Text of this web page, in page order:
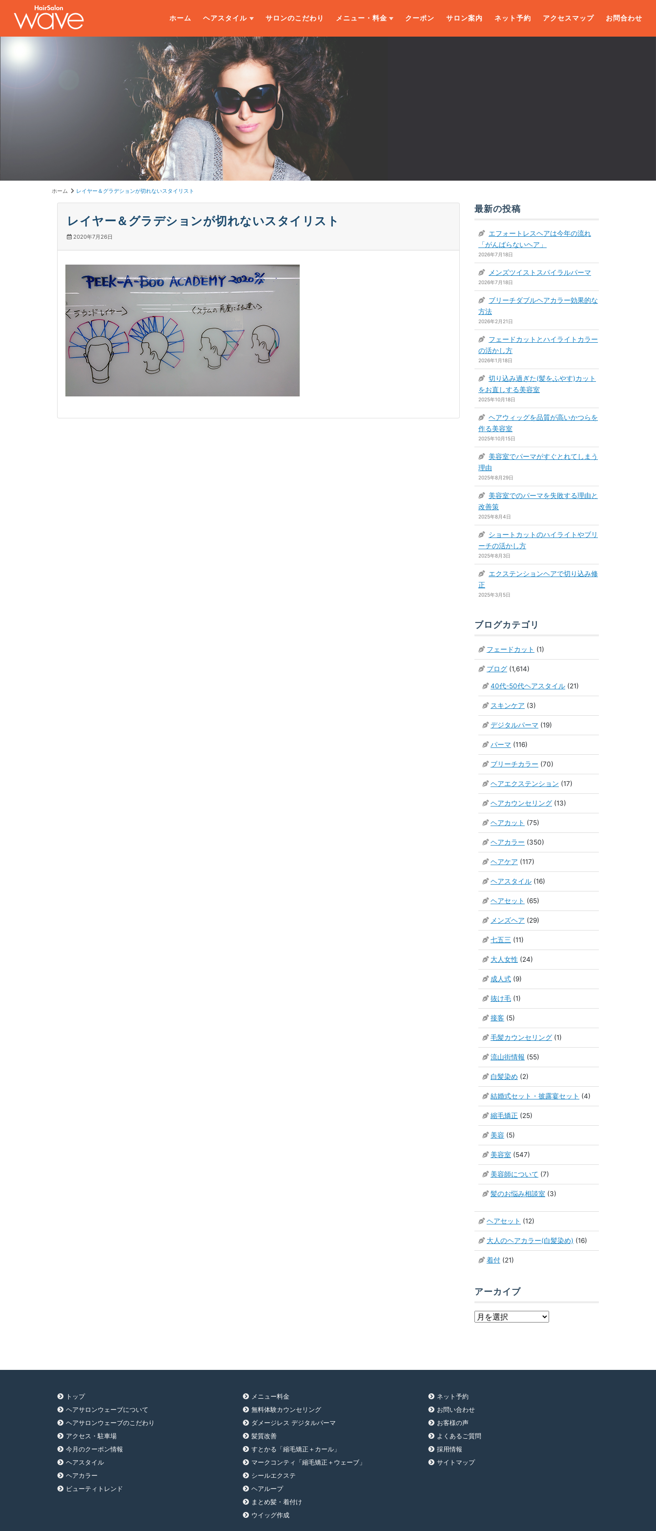
ホーム ヘアスタイル サロンのこだわり メニュー・料金 クーポン サロン案内 ネット予約 アクセスマップ お問合わせ
ホーム レイヤー＆グラデションが切れないスタイリスト
レイヤー＆グラデションが切れないスタイリスト
2020年7月26日
最新の投稿
エフォートレスヘアは今年の流れ
「がんばらないヘア」
2026年7月18日
メンズツイストスパイラルパーマ
2026年7月18日
ブリーチダブルヘアカラー効果的な
方法
2026年2月21日
フェードカットとハイライトカラー
の活かし方
2026年1月18日
切り込み過ぎた(髪をふやす)カット
をお直しする美容室
2025年10月18日
ヘアウィッグを品質が高いかつらを
作る美容室
2025年10月15日
美容室でパーマがすぐとれてしまう
理由
2025年8月29日
美容室でのパーマを失敗する理由と
改善策
2025年8月4日
ショートカットのハイライトやブリ
ーチの活かし方
2025年8月3日
エクステンションヘアで切り込み修
正
2025年3月5日
ブログカテゴリ
フェードカット (1)
ブログ (1,614)
40代-50代ヘアスタイル (21)
スキンケア (3)
デジタルパーマ (19)
パーマ (116)
ブリーチカラー (70)
ヘアエクステンション (17)
ヘアカウンセリング (13)
ヘアカット (75)
ヘアカラー (350)
ヘアケア (117)
ヘアスタイル (16)
ヘアセット (65)
メンズヘア (29)
七五三 (11)
大人女性 (24)
成人式 (9)
抜け毛 (1)
接客 (5)
毛髪カウンセリング (1)
流山街情報 (55)
白髪染め (2)
結婚式セット・披露宴セット (4)
縮毛矯正 (25)
美容 (5)
美容室 (547)
美容師について (7)
髪のお悩み相談室 (3)
ヘアセット (12)
大人のヘアカラー(白髪染め) (16)
着付 (21)
アーカイブ
ア
トップ
ヘアサロンウェーブについて
ヘアサロンウェーブのこだわり
アクセス・駐車場
今月のクーポン情報
ヘアスタイル
ヘアカラー
ビューティトレンド
メニュー料金
無料体験カウンセリング
ダメージレス デジタルパーマ
髪質改善
すとかる「縮毛矯正＋カール」
マークコンティ「縮毛矯正＋ウェーブ」
シールエクステ
ヘアループ
まとめ髪・着付け
ウイッグ作成
ネット予約
お問い合わせ
お客様の声
よくあるご質問
採用情報
サイトマップ